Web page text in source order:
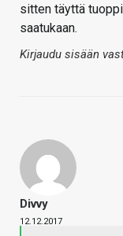
sitten täyttä
saatukaan.
Kirjaudu sisään
Divvy
12.12.2017